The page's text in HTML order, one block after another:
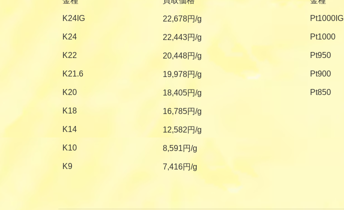
K24IG 22,678円/g Pt1000IG
K24 22,443円/g Pt1000
K22 20,448円/g Pt950
K21.6 19,978円/g Pt900
K20 18,405円/g Pt850
K18 16,785円/g
K14 12,582円/g
K10 8,591円/g
K9 7,416円/g